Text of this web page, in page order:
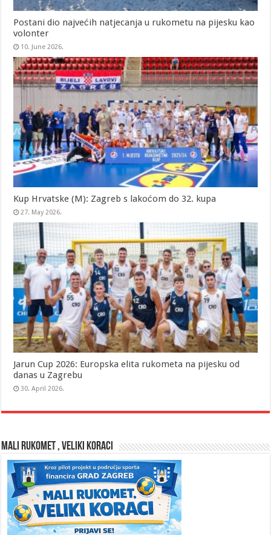
Postani dio najvećih natjecanja u rukometu na pijesku kao
volonter
10. June 2026.
Kup Hrvatske (M): Zagreb s lakoćom do 32. kupa
27. May 2026.
Jarun Cup 2026: Europska elita rukometa na pijesku od
danas u Zagrebu
30. April 2026.
MALI RUKOMET , VELIKI KORACI